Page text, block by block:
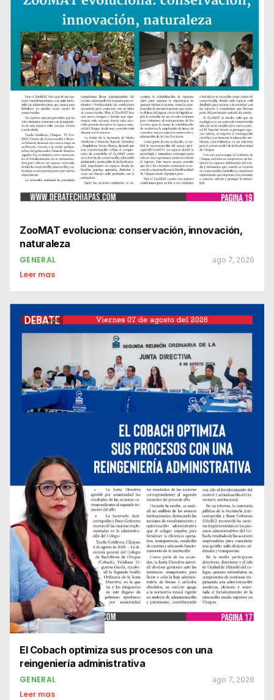
ZooMAT evoluciona: conservación, innovación,
naturaleza
GENERAL ago 7, 2026
Leer mas
El Cobach optimiza sus procesos con una
reingeniería administrativa
GENERAL ago 7, 2026
Leer mas